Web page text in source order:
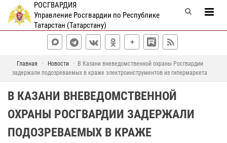
РОСГВАРДИЯ
Управление Росгвардии по Республике
Татарстан (Татарстану)
Главная Новости
В Казани вневедомственной охраны Росгвардии
задержали подозреваемых в краже электроинструментов из гипермаркета
В КАЗАНИ ВНЕВЕДОМСТВЕННОЙ
ОХРАНЫ РОСГВАРДИИ ЗАДЕРЖАЛИ
ПОДОЗРЕВАЕМЫХ В КРАЖЕ